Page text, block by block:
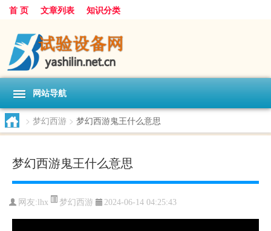
首 页 文章列表 知识分类
网站导航
> 梦幻西游 > 梦幻西游鬼王什么意思
梦幻西游鬼王什么意思
网友: lhx 梦幻西游 2024-06-14 04:25:43